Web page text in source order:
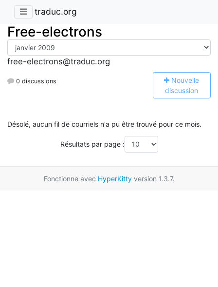
traduc.org
Free-electrons
free-electrons@traduc.org
0 discussions Nouvelle
discussion
Désolé, aucun fil de courriels n'a pu être trouvé pour ce mois.
Résultats par page :
Fonctionne avec HyperKittyversion 1.3.7.